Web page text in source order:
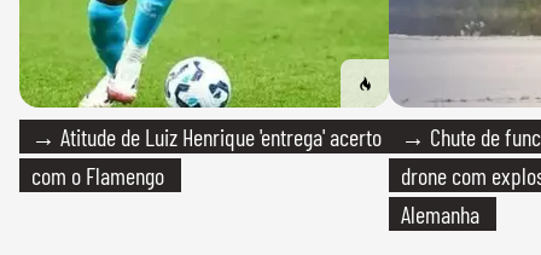
→ Atitude de Luiz Henrique 'entrega' acerto
com o Flamengo
→ Chute de
drone com
Alemanha